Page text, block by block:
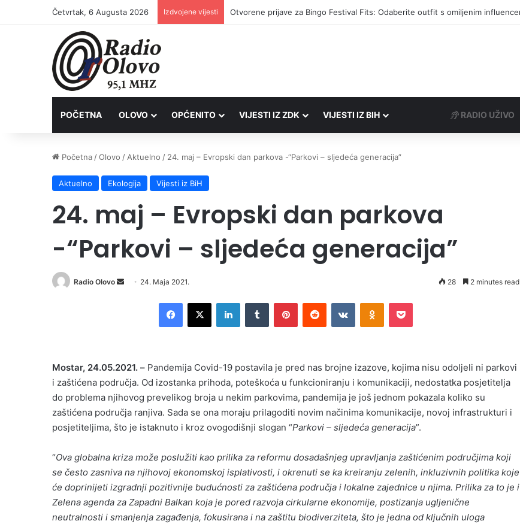
Četvrtak, 6 Augusta 2026 Izdvojene vijesti
POČETNA OLOVO OPĆENITO VIJESTI IZ ZDK VIJESTI IZ BIH RADIO UŽIVO
Početna /Olovo / Aktuelno / 24. maj – Evropski dan parkova -“Parkovi – sljedeća generacija”
Aktuelno Ekologija Vijesti iz BiH
24. maj – Evropski dan parkova
-“Parkovi – sljedeća generacija”
Radio Olovo
Send 24. Maja 2021. 28 2 minutes read
Facebook
X LinkedInTumblr PinterestReddit VKontakteOdnoklassniki
Pocket
Mostar, 24.05.2021. – Pandemija Covid-19 postavila je pred nas brojne izazove, kojima nisu odoljeli ni parkovi
i zaštićena područja. Od izostanka prihoda, poteškoća u funkcioniranju i komunikaciji, nedostatka posjetitelja
do problema njihovog prevelikog broja u nekim parkovima, pandemija je još jednom pokazala koliko su
zaštićena područja ranjiva. Sada se ona moraju prilagoditi novim načinima komunikacije, novoj infrastrukturi i
posjetiteljima, što je istaknuto i kroz ovogodišnji slogan “Parkovi – sljedeća generacija”.
“Ova globalna kriza može poslužiti kao prilika za reformu dosadašnjeg upravljanja zaštićenim područjima koji
se često zasniva na njihovoj ekonomskoj isplativosti, i okrenuti se ka kreiranju zelenih, inkluzivnih politika koje
će doprinijeti izgradnji pozitivnije budućnosti za zaštićena područja i lokalne zajednice u njima. Prilika za to je i
Zelena agenda za Zapadni Balkan koja je pored razvoja cirkularne ekonomije, postizanja ugljenične
neutralnosti i smanjenja zagađenja, fokusirana i na zaštitu biodiverziteta, što je jedna od ključnih uloga